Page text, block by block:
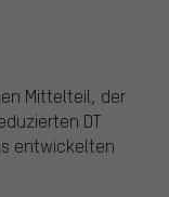
Mittelteil, der
DT
entwickelten